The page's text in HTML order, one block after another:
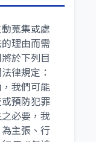
蒐集或處
理由而需
於下列目
律規定：
我們可能
預防犯罪
必要，我
主張、行